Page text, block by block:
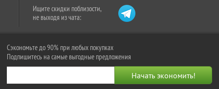
Ищите скидки поблизости,
не выходя из чата:
Сэкономьте до 90% при любых покупках
Подпишитесь на самые выгодные предложения